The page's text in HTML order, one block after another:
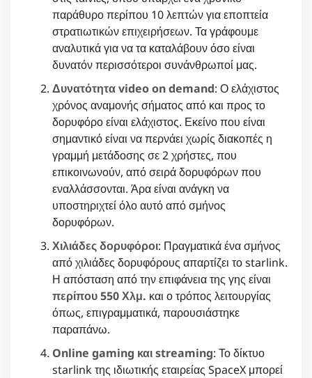
παράθυρο περίπου 10 λεπτών για εποπτεία
στρατιωτικών επιχειρήσεων. Τα γράφουμε
αναλυτικά για να τα καταλάβουν όσο είναι
δυνατόν περισσότεροι συνάνθρωποί μας.
Δυνατότητα video on demand: Ο ελάχιστος
χρόνος αναμονής σήματος από και προς το
δορυφόρο είναι ελάχιστος. Εκείνο που είναι
σημαντικό είναι να περνάει χωρίς διακοπές η
γραμμή μετάδοσης σε 2 χρήστες, που
επικοινωνούν, από σειρά δορυφόρων που
εναλλάσσονται. Άρα είναι ανάγκη να
υποστηριχτεί όλο αυτό από σμήνος
δορυφόρων.
Χιλιάδες δορυφόροι: Πραγματικά ένα σμήνος
από χιλιάδες δορυφόρους απαρτίζει το starlink.
Η απόσταση από την επιφάνεια της γης είναι
περίπου 550 Χλμ. και ο τρόπος λειτουργίας
όπως, επιγραμματικά, παρουσιάστηκε
παραπάνω.
Online gaming και streaming: Το δίκτυο
starlink της ιδιωτικής εταιρείας SpaceX μπορεί